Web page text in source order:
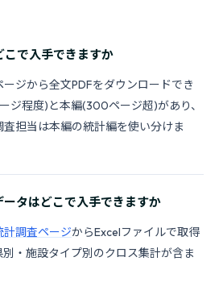
で入手できますか
ジから全文PDFをダウンロードでき
ジ程度)と本編(300ページ超)があり、
担当は本編の統計編を使い分けま
タはどこで入手できますか
計調査ページからExcelファイルで取得
・施設タイプ別のクロス集計が含ま